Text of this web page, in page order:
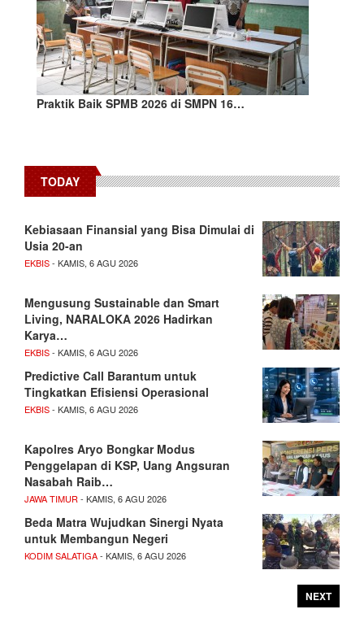
Praktik Baik SPMB 2026 di SMPN 16…
TODAY
Kebiasaan Finansial yang Bisa Dimulai di
Usia 20-an
EKBIS- KAMIS, 6 AGU 2026
Mengusung Sustainable dan Smart
Living, NARALOKA 2026 Hadirkan
Karya…
EKBIS- KAMIS, 6 AGU 2026
Predictive Call Barantum untuk
Tingkatkan Efisiensi Operasional
EKBIS- KAMIS, 6 AGU 2026
Kapolres Aryo Bongkar Modus
Penggelapan di KSP, Uang Angsuran
Nasabah Raib…
JAWA TIMUR- KAMIS, 6 AGU 2026
Beda Matra Wujudkan Sinergi Nyata
untuk Membangun Negeri
KODIM SALATIGA- KAMIS, 6 AGU 2026
NEXT